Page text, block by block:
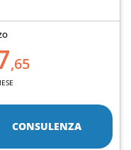
,65
CONSULENZA